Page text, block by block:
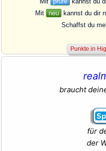
Mit neu kannst du dir
Schaffst du
braucht
für
der